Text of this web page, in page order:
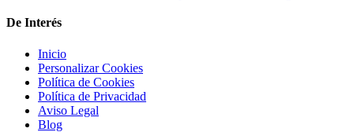
De Interés
Inicio
Personalizar Cookies
Política de Cookies
Política de Privacidad
Aviso Legal
Blog